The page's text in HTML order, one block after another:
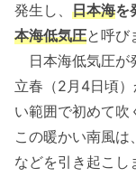
発生し、 日本海を
本海低気圧と呼び
日本海低気圧が
立春（2月4日頃
い範囲で初めて吹
この暖かい南風
などを引き起こし